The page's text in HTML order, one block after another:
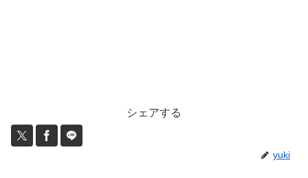
シェアする
yuki